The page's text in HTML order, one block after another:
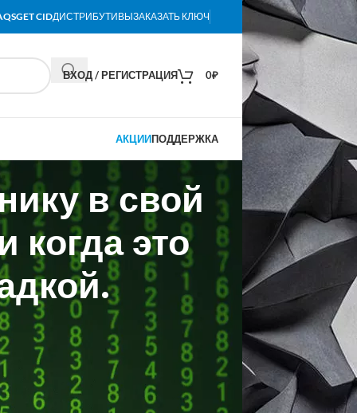
GET CIDДИСТРИБУТИВЫЗАКАЗАТЬ КЛЮЧ
ВХОД / РЕГИСТРАЦИЯ 0₽
АКЦИИПОДДЕРЖКА
в свой
когда это
интеллекта в группу
на разработку физических
эта область относится к
представить на рынок устройства,
Siri, назначив на